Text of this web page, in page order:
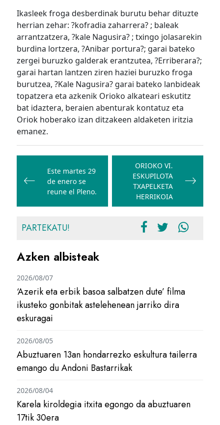
Ikasleek froga desberdinak burutu behar dituzte
herrian zehar: ?kofradia zaharrera? ; baleak
arrantzatzera, ?kale Nagusira? ; txingo jolasarekin
burdina lortzera, ?Anibar portura?; garai bateko
zergei buruzko galderak erantzutea, ?Erriberara?;
garai hartan lantzen ziren haziei buruzko froga
burutzea, ?Kale Nagusira? garai bateko lanbideak
topatzera eta azkenik Orioko alkateari eskutitz
bat idaztera, beraien abenturak kontatuz eta
Oriok hoberako izan ditzakeen aldaketen iritzia
emanez.
Bidalketetan
zehar
nabigatu
Este martes 29
de enero se
reune el Pleno.
ORIOKO VI.
ESKUPILOTA
TXAPELKETA
HERRIKOIA
PARTEKATU!
Azken albisteak
‘Azerik eta erbik basoa salbatzen dute’ filma
ikusteko gonbitak astelehenean jarriko dira
eskuragai
2026/08/07
Abuztuaren 13an hondarrezko eskultura tailerra
emango du Andoni Bastarrikak
2026/08/05
Karela kiroldegia itxita egongo da abuztuaren
17tik 30era
2026/08/04